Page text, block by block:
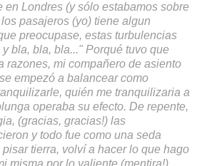
en Londres (y sólo estabamos sobre
pasajeros (yo) tiene algun
preocupase, estas turbulencias
bla, bla, bla..." Porqué tuvo que
razones, mi compañero de asiento
empezó a balancear como
quién me tranquilizaria a
operaba su efecto. De repente,
(gracias, gracias!) las
y todo fue como una seda
tierra, volví a hacer lo que hago
misma por lo valiente (mentira!)